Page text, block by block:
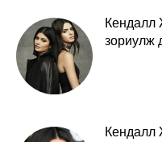
Кендалл
зориулж
Кендалл